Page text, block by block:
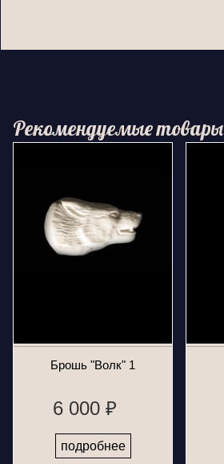
Рекомендуемые товары
Брошь "Волк" 1
6 000 ₽
подробнее